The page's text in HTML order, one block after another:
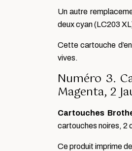
Un autre
deux cyan (LC203
Cette cartouche
vives.
Numéro 3.
Magenta, 2
Cartouches
cartouches noires, 2
Ce produit imprime